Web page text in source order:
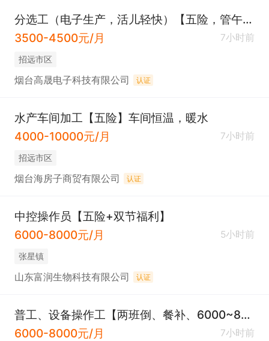
分选工（电子生产，活儿轻快）【五险，管午餐，双节福利】
3500-4500元/月
7小时前
招远市区
烟台高晟电子科技有限公司 认证
水产车间加工【五险】车间恒温，暖水
4000-10000元/月
7小时前
招远市区
烟台海房子商贸有限公司 认证
中控操作员【五险+双节福利】
6000-8000元/月
5小时前
张星镇
山东富润生物科技有限公司 认证
普工、设备操作工【两班倒、餐补、6000~8000元、五险、节日福利】
6000-8000元/月
7小时前